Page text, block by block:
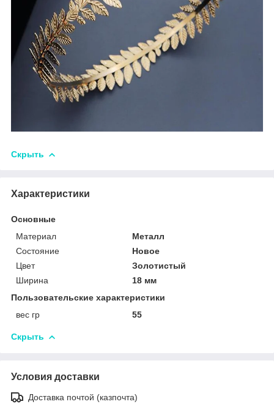
Скрыть
Характеристики
Основные
Материал
Металл
Состояние
Новое
Цвет
Золотистый
Ширина
18 мм
Пользовательские характеристики
вес гр
55
Скрыть
Условия доставки
Доставка почтой (казпочта)